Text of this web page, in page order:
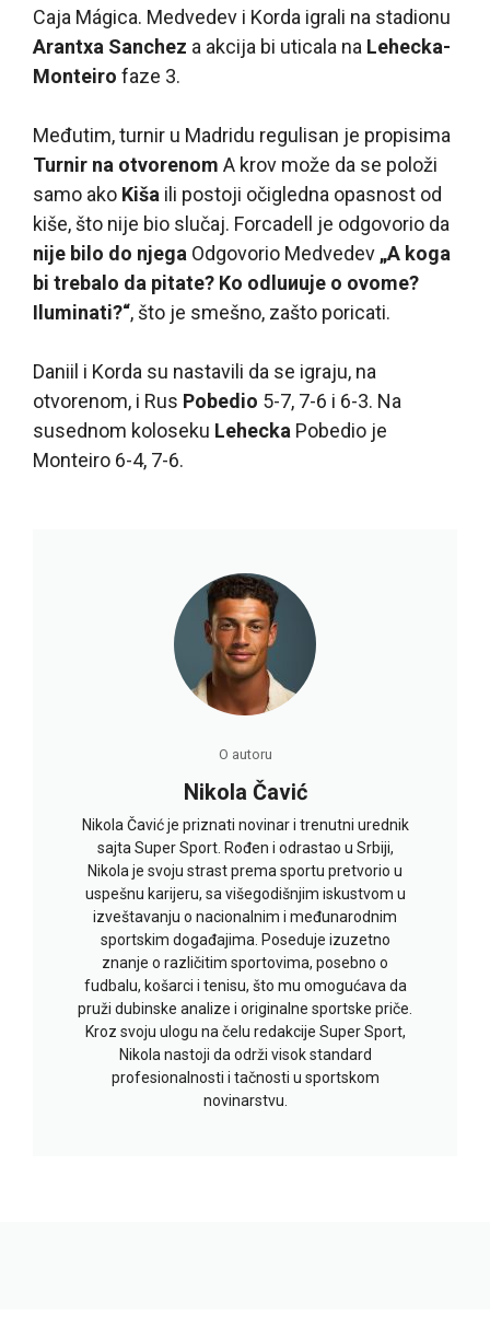
Caja Mágica. Medvedev i Korda igrali na stadionu
Arantxa Sanchez a akcija bi uticala na Lehecka-
Monteiro faze 3.
Međutim, turnir u Madridu regulisan je propisima
Turnir na otvorenom A krov može da se položi
samo ako Kiša ili postoji očigledna opasnost od
kiše, što nije bio slučaj. Forcadell je odgovorio da
nije bilo do njega Odgovorio Medvedev „A koga
bi trebalo da pitate? Ko odluиuje o ovome?
Iluminati?“, što je smešno, zašto poricati.
Daniil i Korda su nastavili da se igraju, na
otvorenom, i Rus Pobedio 5-7, 7-6 i 6-3. Na
susednom koloseku Lehecka Pobedio je
Monteiro 6-4, 7-6.
O autoru
Nikola Čavić
Nikola Čavić je priznati novinar i trenutni urednik
sajta Super Sport. Rođen i odrastao u Srbiji,
Nikola je svoju strast prema sportu pretvorio u
uspešnu karijeru, sa višegodišnjim iskustvom u
izveštavanju o nacionalnim i međunarodnim
sportskim događajima. Poseduje izuzetno
znanje o različitim sportovima, posebno o
fudbalu, košarci i tenisu, što mu omogućava da
pruži dubinske analize i originalne sportske priče.
Kroz svoju ulogu na čelu redakcije Super Sport,
Nikola nastoji da održi visok standard
profesionalnosti i tačnosti u sportskom
novinarstvu.